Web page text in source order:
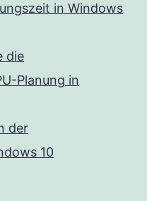
in Windows
die
Planung in
der
10